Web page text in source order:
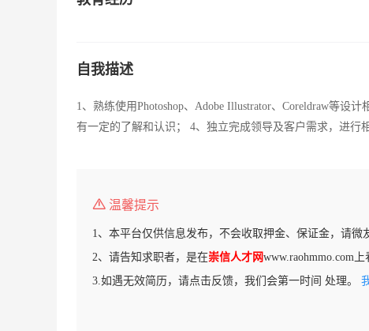
自我描述
1、熟练使用Photoshop、Adobe Illustrator、Coreldraw等设
有一定的了解和认识； 4、独立完成领导及客户需求，进行
温馨提示
1、本平台仅供信息发布，不会收取押金、保证金，请微
2、请告知求职者，是在崇信人才网www.raohmmo.com上
3.如遇无效简历，请点击反馈，我们会第一时间 处理。